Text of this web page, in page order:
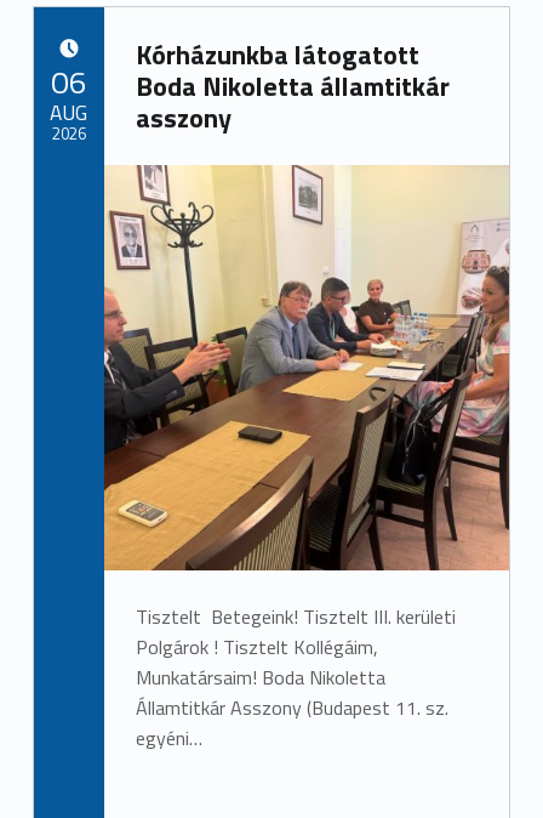
Kórházunkba látogatott
Boda Nikoletta államtitkár
asszony
Tisztelt Betegeink! Tisztelt III. kerületi
Polgárok ! Tisztelt Kollégáim,
Munkatársaim! Boda Nikoletta
Államtitkár Asszony (Budapest 11. sz.
egyéni…
06
AUG
2026